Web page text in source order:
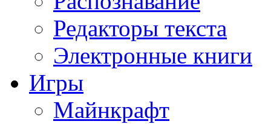
Редакторы текста
Электронные книги
Игры
Майнкрафт